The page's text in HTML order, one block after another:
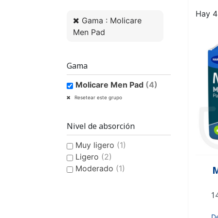
CON
BAÑADOR
AYUDA A LA
PAÑAL DE PISCINA PARA
BAÑADOR
Gama : Molicare
Men Pad
Gama
Molicare Men Pad (4)
Resetear este grupo
Nivel de absorción
Muy ligero (1)
Ligero (2)
Moderado (1)
Hay